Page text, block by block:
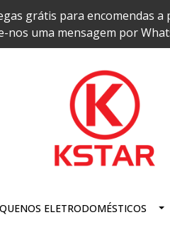
grátis para encomendas a
nos uma mensagem por
ELETRODOMÉSTICOS